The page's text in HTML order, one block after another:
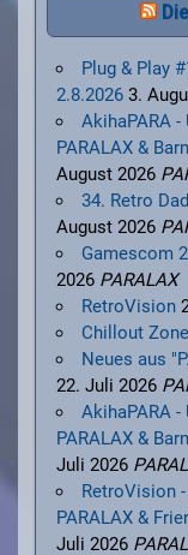
Plug & Play
2.8.2026 3.
AkihaPARA
PARALAX &
August 2026
34. Retro
August 2026
Gamescom
2026 PARALAX
RetroVision
Chillout Zone
Neues aus
22. Juli 2026
AkihaPARA
PARALAX &
Juli 2026
RetroVision
PARALAX &
Juli 2026